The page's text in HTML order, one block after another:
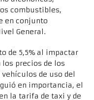
combustibles,
en conjunto
General.
de 5,5% al impactar
precios de los
de uso del
en importancia, el
la tarifa de taxi y de